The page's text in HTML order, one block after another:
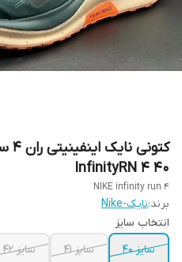
InfinityRN 4 ‌40
NIKE infinity run 4
برند:نایک-Nike
انتخاب سایز
سایز 40
سایز 41 سایز 42